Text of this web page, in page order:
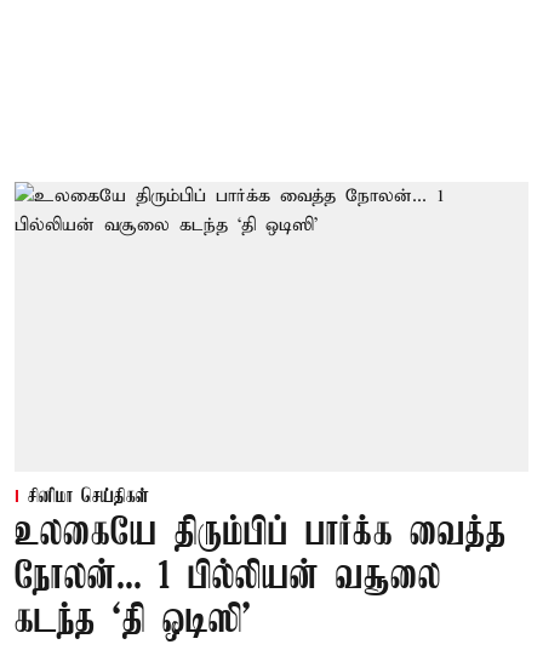
சினிமா செய்திகள்
உலகையே திரும்பிப் பார்க்க வைத்த
நோலன்... 1 பில்லியன் வசூலை
கடந்த ‘தி ஒடிஸி’